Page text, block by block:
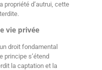
propriété d’autrui, cette
vie privée
droit fondamental
principe s’étend
la captation et la